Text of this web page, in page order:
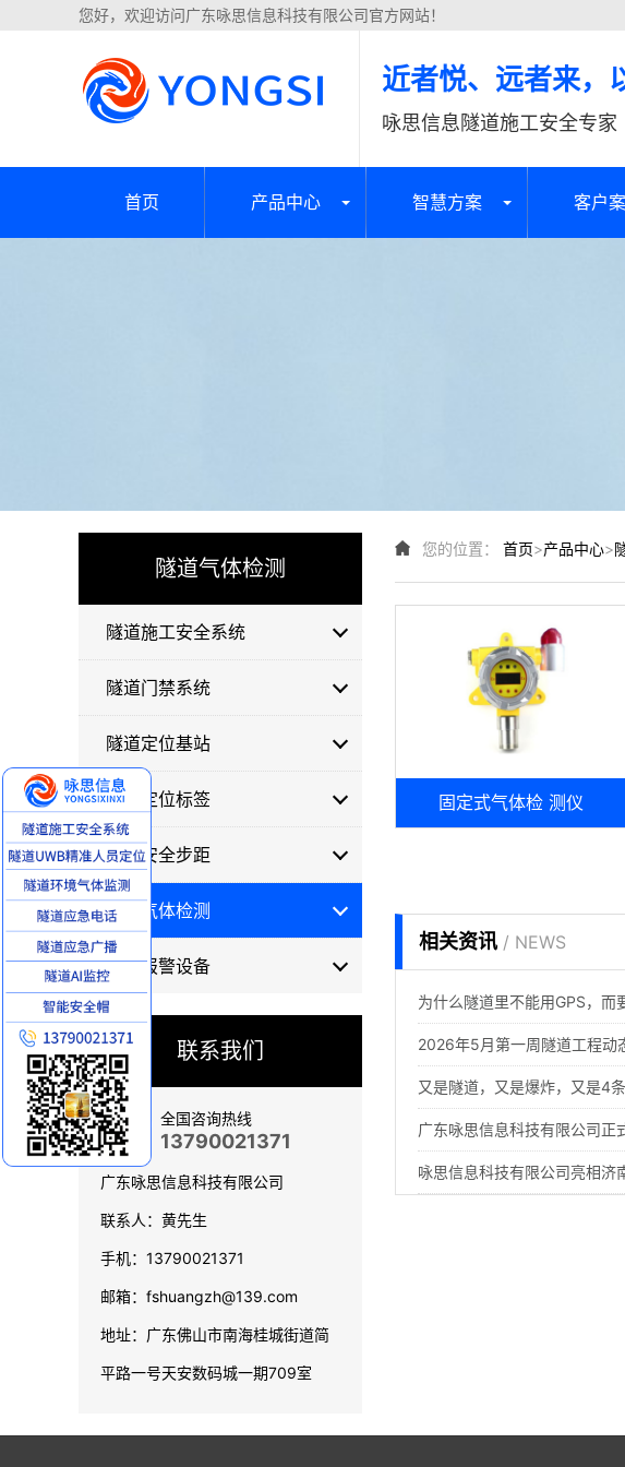
您好，欢迎访问广东咏思信息科技有限公司官方网站！
近者悦、远者来，
咏思信息隧道施工安全专家
首页 产品中心 智慧方案 客户
隧道气体检测
隧道施工安全系统
隧道门禁系统
隧道定位基站
隧道定位标签
隧道安全步距
隧道气体检测
隧道报警设备
联系我们
全国咨询热线
13790021371
广东咏思信息科技有限公司
联系人：黄先生
手机：13790021371
邮箱：fshuangzh@139.com
地址：广东佛山市南海桂城街道简
平路一号天安数码城一期709室
您的位置： 首页>产品中心>
固定式气体检 测仪
相关资讯 / NEWS
为什么隧道里不能用GPS，而
2026年5月第一周隧道工程动
又是隧道，又是爆炸，又是4
广东咏思信息科技有限公司正
咏思信息科技有限公司亮相济